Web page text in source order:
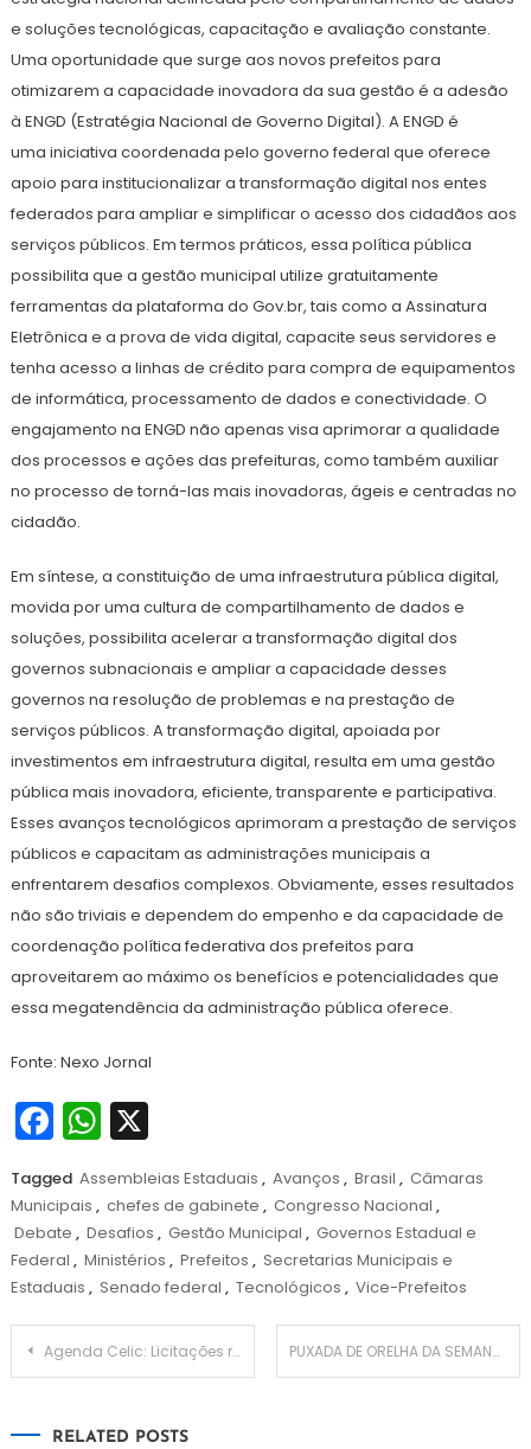
e soluções tecnológicas, capacitação e avaliação constante.
Uma oportunidade que surge aos novos prefeitos para
otimizarem a capacidade inovadora da sua gestão é a adesão
à ENGD (Estratégia Nacional de Governo Digital). A ENGD é
uma iniciativa coordenada pelo governo federal que oferece
apoio para institucionalizar a transformação digital nos entes
federados para ampliar e simplificar o acesso dos cidadãos aos
serviços públicos. Em termos práticos, essa política pública
possibilita que a gestão municipal utilize gratuitamente
ferramentas da plataforma do Gov.br, tais como a Assinatura
Eletrônica e a prova de vida digital, capacite seus servidores e
tenha acesso a linhas de crédito para compra de equipamentos
de informática, processamento de dados e conectividade. O
engajamento na ENGD não apenas visa aprimorar a qualidade
dos processos e ações das prefeituras, como também auxiliar
no processo de torná-las mais inovadoras, ágeis e centradas no
cidadão.
Em síntese, a constituição de uma infraestrutura pública digital,
movida por uma cultura de compartilhamento de dados e
soluções, possibilita acelerar a transformação digital dos
governos subnacionais e ampliar a capacidade desses
governos na resolução de problemas e na prestação de
serviços públicos. A transformação digital, apoiada por
investimentos em infraestrutura digital, resulta em uma gestão
pública mais inovadora, eficiente, transparente e participativa.
Esses avanços tecnológicos aprimoram a prestação de serviços
públicos e capacitam as administrações municipais a
enfrentarem desafios complexos. Obviamente, esses resultados
não são triviais e dependem do empenho e da capacidade de
coordenação política federativa dos prefeitos para
aproveitarem ao máximo os benefícios e potencialidades que
essa megatendência da administração pública oferece.
Fonte: Nexo Jornal
Facebook
WhatsApp
X
Tagged Assembleias Estaduais , Avanços , Brasil , Câmaras
Municipais , chefes de gabinete , Congresso Nacional ,
Debate , Desafios , Gestão Municipal , Governos Estadual e
Federal , Ministérios , Prefeitos , Secretarias Municipais e
Estaduais , Senado federal , Tecnológicos , Vice-Prefeitos
Navegação
Agenda Celic: Licitações relacionadas à Expointer 2024 são importantes PUXADA DE ORELHA DA SEMANA
RELATED POSTS